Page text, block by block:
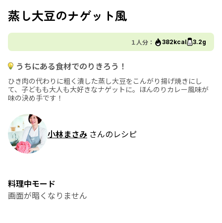
蒸し大豆のナゲット風
１人分： 382kcal 3.2g
うちにある食材でのりきろう！
ひき肉の代わりに粗く潰した蒸し大豆をこんがり揚げ焼きにし
て、子どもも大人も大好きなナゲットに。ほんのりカレー風味が
味の決め手です！
小林まさみ さんのレシピ
料理中モード
画面が暗くなりません